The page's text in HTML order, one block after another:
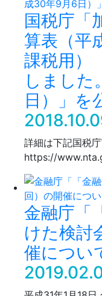
国税庁「
算表（平
課税用）
しました
日）」を
詳細は下記国税
https://
金融庁「
けた検討
催につい